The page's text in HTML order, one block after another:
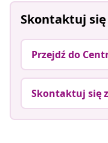
Skontaktuj
Przejdź do
Skontaktuj się